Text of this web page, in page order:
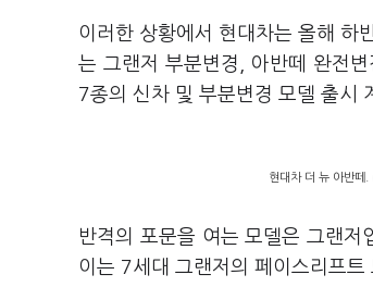
이러한 상황에서 현대차는 올해 하
는 그랜저 부분변경, 아반떼 완전
7종의 신차 및 부분변경 모델 출시
현대차 더 뉴 아반떼.
반격의 포문을 여는 모델은 그랜
이는 7세대 그랜저의 페이스리프트